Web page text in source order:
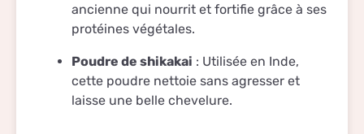
ancienne qui nourrit et fortifie grâce à ses
protéines végétales.
Poudre de shikakai : Utilisée en Inde,
cette poudre nettoie sans agresser et
laisse une belle chevelure.